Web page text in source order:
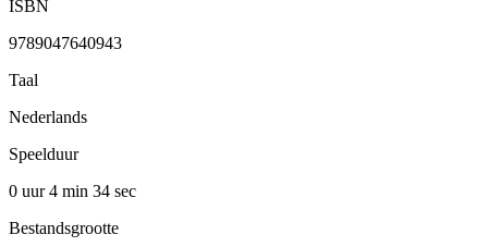
ISBN
9789047640943
Taal
Nederlands
Speelduur
0 uur 4 min 34 sec
Bestandsgrootte